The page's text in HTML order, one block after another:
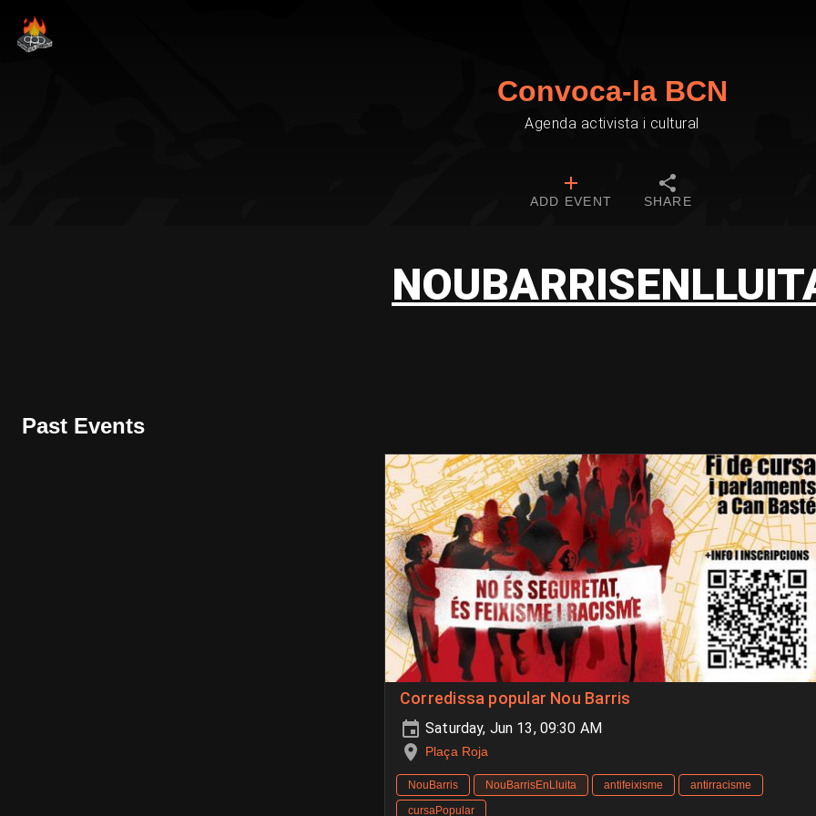
Convoca-la BCN
Agenda activista i cultural
ADD EVENT SHARE
Past Events
Corredissa popular Nou Barris
Saturday, Jun 13, 09:30 AM
Plaça Roja
NouBarris NouBarrisEnLluita antifeixisme
antirracisme
cursaPopular